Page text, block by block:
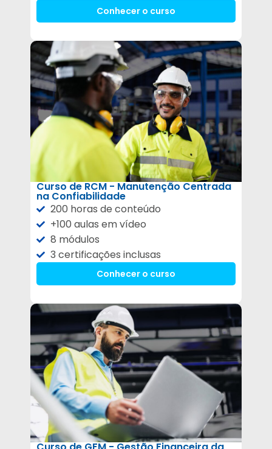
Conhecer o curso
Curso de RCM - Manutenção Centrada
na Confiabilidade
200 horas de conteúdo
+100 aulas em vídeo
8 módulos
3 certificações inclusas
Conhecer o curso